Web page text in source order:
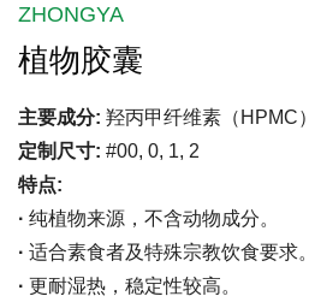
ZHONGYA
植物胶囊
主要成分: 羟丙甲纤维素（HPMC）
定制尺寸: #00, 0, 1, 2
特点:
· 纯植物来源，不含动物成分。
· 适合素食者及特殊宗教饮食要求。
· 更耐湿热，稳定性较高。